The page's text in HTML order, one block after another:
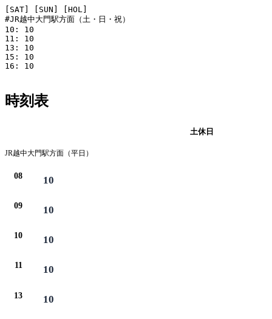
[SAT] [SUN] [HOL]
#JR越中大門駅方面（土・日・祝）
10: 10
11: 10
13: 10
15: 10
16: 10
時刻表
土休日
JR越中大門駅方面（平日）
08 10
09 10
10 10
11 10
13 10